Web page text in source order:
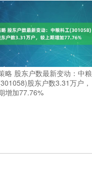
略 股东户数最新变动：中粮
股东户数3.31万户，
增加77.76%